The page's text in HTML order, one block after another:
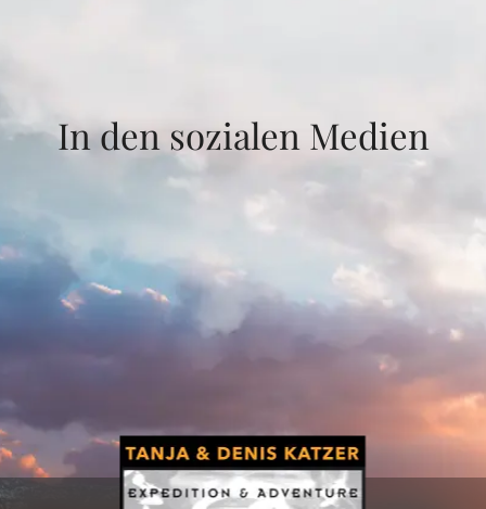
In den sozialen Medien